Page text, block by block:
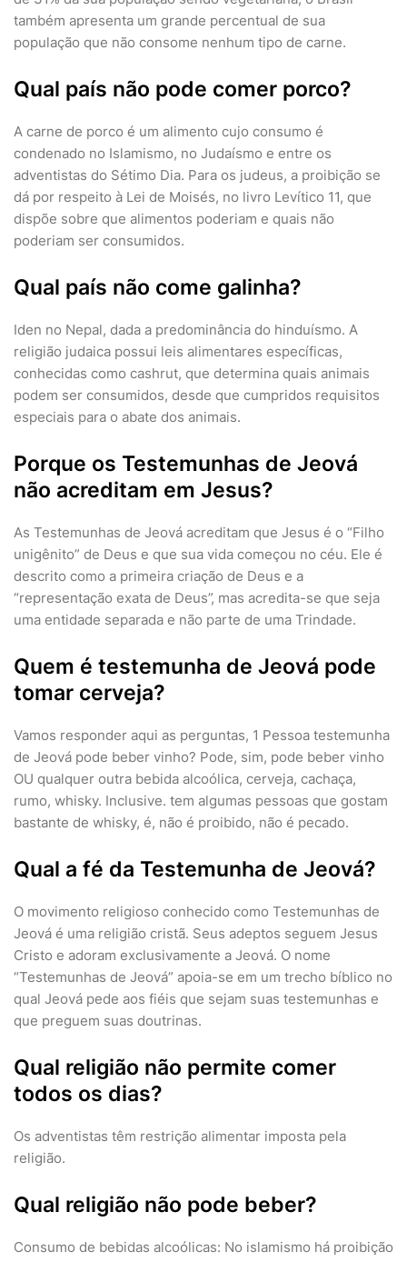
também apresenta um grande percentual de sua
população que não consome nenhum tipo de carne.
Qual país não pode comer porco?
A carne de porco é um alimento cujo consumo é
condenado no Islamismo, no Judaísmo e entre os
adventistas do Sétimo Dia. Para os judeus, a proibição se
dá por respeito à Lei de Moisés, no livro Levítico 11, que
dispõe sobre que alimentos poderiam e quais não
poderiam ser consumidos.
Qual país não come galinha?
Iden no Nepal, dada a predominância do hinduísmo. A
religião judaica possui leis alimentares específicas,
conhecidas como cashrut, que determina quais animais
podem ser consumidos, desde que cumpridos requisitos
especiais para o abate dos animais.
Porque os Testemunhas de Jeová
não acreditam em Jesus?
As Testemunhas de Jeová acreditam que Jesus é o “Filho
unigênito” de Deus e que sua vida começou no céu. Ele é
descrito como a primeira criação de Deus e a
“representação exata de Deus”, mas acredita-se que seja
uma entidade separada e não parte de uma Trindade.
Quem é testemunha de Jeová pode
tomar cerveja?
Vamos responder aqui as perguntas, 1 Pessoa testemunha
de Jeová pode beber vinho? Pode, sim, pode beber vinho
OU qualquer outra bebida alcoólica, cerveja, cachaça,
rumo, whisky. Inclusive. tem algumas pessoas que gostam
bastante de whisky, é, não é proibido, não é pecado.
Qual a fé da Testemunha de Jeová?
O movimento religioso conhecido como Testemunhas de
Jeová é uma religião cristã. Seus adeptos seguem Jesus
Cristo e adoram exclusivamente a Jeová. O nome
“Testemunhas de Jeová” apoia-se em um trecho bíblico no
qual Jeová pede aos fiéis que sejam suas testemunhas e
que preguem suas doutrinas.
Qual religião não permite comer
todos os dias?
Os adventistas têm restrição alimentar imposta pela
religião.
Qual religião não pode beber?
Consumo de bebidas alcoólicas: No islamismo há proibição